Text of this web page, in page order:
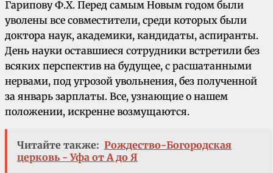
Гарипову Ф.Х. Перед самым Новым годом были
уволены все совместители, среди которых были
доктора наук, академики, кандидаты, аспиранты.
День науки оставшиеся сотрудники встретили без
всяких перспектив на будущее, с расшатанными
нервами, под угрозой увольнения, без полученной
за январь зарплаты. Все, узнающие о нашем
положении, искренне возмущаются.
Читайте также: Рождество-Богородская
церковь - Уфа от А до Я